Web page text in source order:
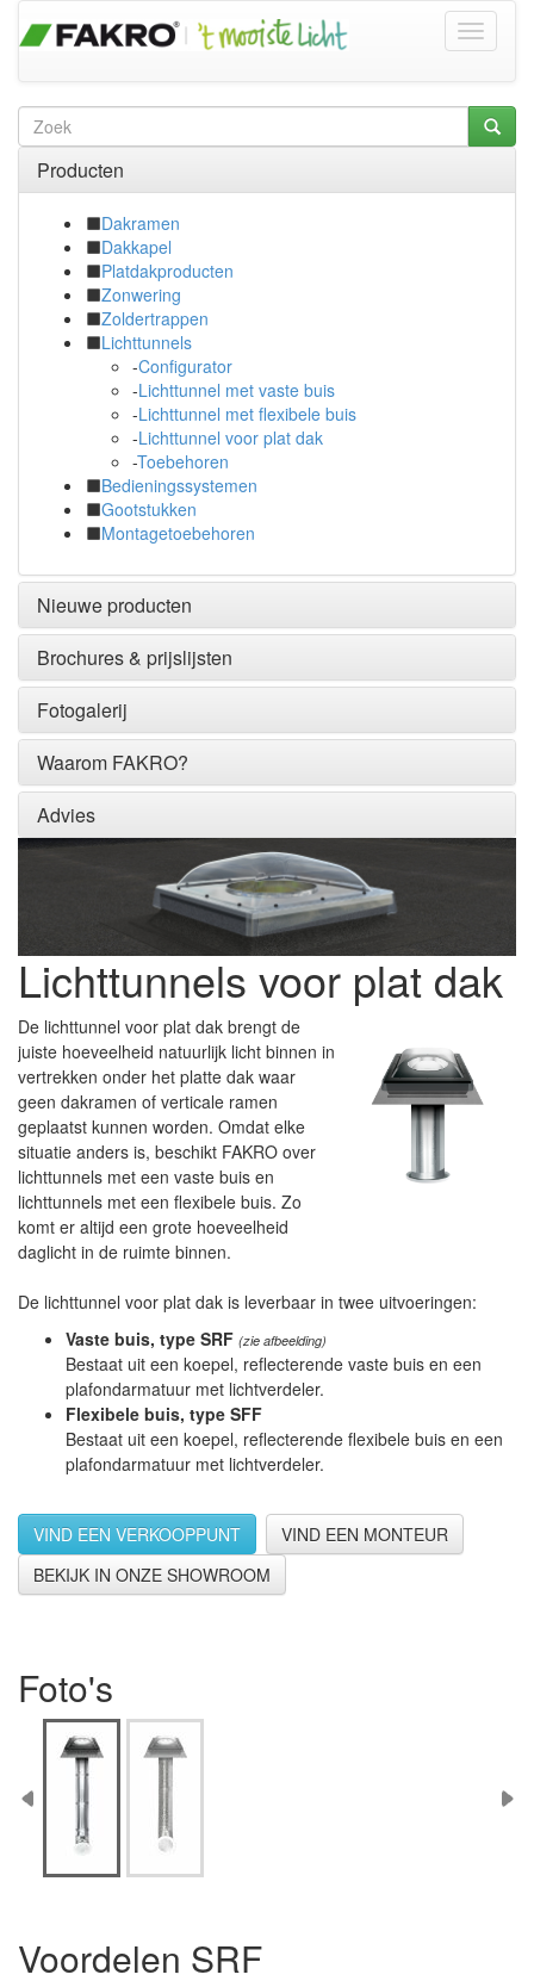
Producten
Dakramen
Dakkapel
Platdakproducten
Zonwering
Zoldertrappen
Lichttunnels
-Configurator
-Lichttunnel met vaste buis
-Lichttunnel met flexibele buis
-Lichttunnel voor plat dak
-Toebehoren
Bedieningssystemen
Gootstukken
Montagetoebehoren
Nieuwe producten
Brochures & prijslijsten
Fotogalerij
Waarom FAKRO?
Advies
Lichttunnels voor plat dak
De lichttunnel voor plat dak brengt de
juiste hoeveelheid natuurlijk licht binnen in
vertrekken onder het platte dak waar
geen dakramen of verticale ramen
geplaatst kunnen worden. Omdat elke
situatie anders is, beschikt FAKRO over
lichttunnels met een vaste buis en
lichttunnels met een flexibele buis. Zo
komt er altijd een grote hoeveelheid
daglicht in de ruimte binnen.
De lichttunnel voor plat dak is leverbaar in twee uitvoeringen:
Vaste buis, type SRF (zie afbeelding)
Bestaat uit een koepel, reflecterende vaste buis en een
plafondarmatuur met lichtverdeler.
Flexibele buis, type SFF
Bestaat uit een koepel, reflecterende flexibele buis en een
plafondarmatuur met lichtverdeler.
Foto's
Voordelen SRF